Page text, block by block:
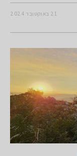
21 באוקטובר 2024